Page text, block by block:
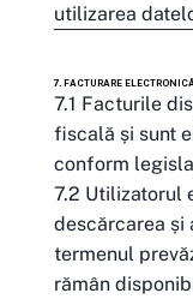
utilizarea
7. FACTURARE
7.1 Facturile
fiscală și sunt
conform
7.2 Utilizatorul
descărcarea
termenul
rămân